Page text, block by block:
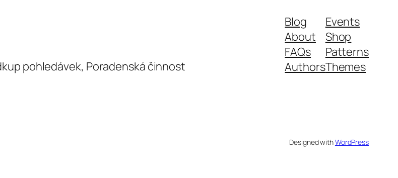
pohledávek, Poradenská činnost
Blog
About
FAQs
Authors
Events
Shop
Patterns
Themes
Designed withWordPress